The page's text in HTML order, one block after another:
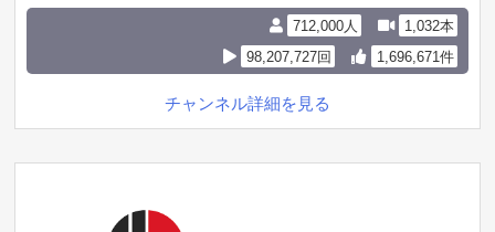
712,000人
1,032本
98,207,727回
1,696,671件
チャンネル詳細を見る